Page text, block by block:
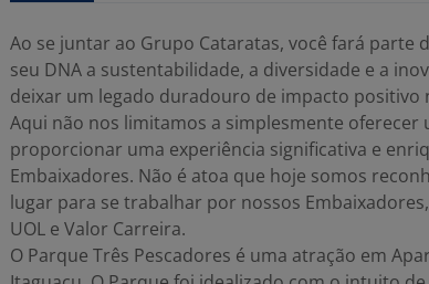
Ao se juntar ao Grupo Cataratas, você fará parte
seu DNA a sustentabilidade, a diversidade e a
deixar um legado duradouro de impacto positivo
Aqui não nos limitamos a simplesmente oferecer
proporcionar uma experiência significativa e
Embaixadores. Não é atoa que hoje somos
lugar para se trabalhar por nossos
UOL e Valor Carreira.
O Parque Três Pescadores é uma atração em